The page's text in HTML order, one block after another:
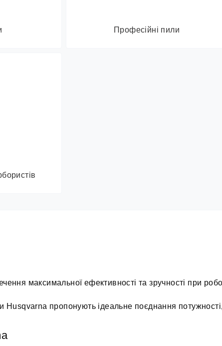
Професійні пили
максимальної ефективності та зручності при
пропонують ідеальне поєднання потужності,